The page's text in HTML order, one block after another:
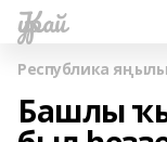
Ҡурай
Республика
Башлы